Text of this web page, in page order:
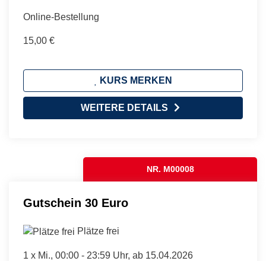
Online-Bestellung
15,00 €
KURS MERKEN
WEITERE DETAILS
NR. M00008
Gutschein 30 Euro
Plätze frei
1 x Mi., 00:00 - 23:59 Uhr, ab 15.04.2026